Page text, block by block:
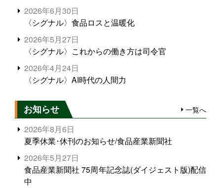
2026年6月30日
〈シグナル〉食品ロスと温暖化
2026年5月27日
〈シグナル〉これからの働き方は司令官
2026年4月24日
〈シグナル〉AI時代の人間力
お知らせ 一覧へ
2026年8月6日
夏季休業･休刊のお知らせ/食品産業新聞社
2026年5月27日
食品産業新聞社 75周年記念誌(ダイジェスト版)配信
中